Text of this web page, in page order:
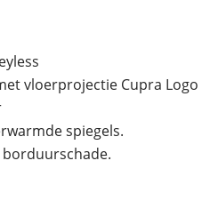
vloerprojectie Cupra Logo
spiegels.
borduurschade.